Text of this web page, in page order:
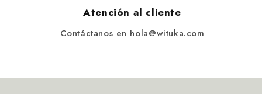
Atención al cliente
Contáctanos en hola@wituka.com